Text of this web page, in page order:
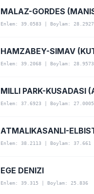
MALAZ-GORDES
Enlem: 39.0583 | Boylam: 28.2927
HAMZABEY-SIMAV
Enlem: 39.2068 | Boylam: 28.9573
MILLI PARK-KUSADASI
Enlem: 37.6923 | Boylam: 27.0005
ATMALIKASANLI-
Enlem: 38.2113 | Boylam: 37.661
EGE DENIZI
Enlem: 39.315 | Boylam: 25.836